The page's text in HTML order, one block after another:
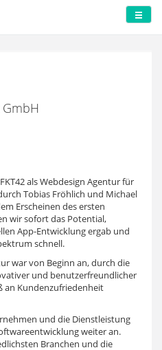
GmbH
als Webdesign Agentur für
Tobias Fröhlich und Michael
Erscheinen des ersten
wir sofort das Potential,
App-Entwicklung ergab und
schnell.
war von Beginn an, durch die
und benutzerfreundlicher
an Kundenzufriedenheit
und die Dienstleistung
weiter an.
Branchen und die